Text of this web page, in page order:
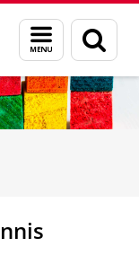
Menu
en
zoeken
Management &